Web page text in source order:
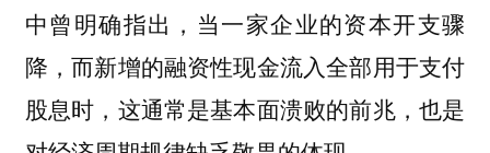
中曾明确指出，当一家企业的资本开支骤
降，而新增的融资性现金流入全部用于支付
股息时，这通常是基本面溃败的前兆，也是